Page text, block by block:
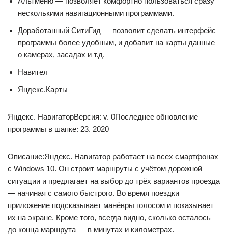
несколькими навигационными программами.
Доработанный СитиГид — позволит сделать интерфейс
программы более удобным, и добавит на карты данные
о камерах, засадах и т.д.
Навител
Яндекс.Карты
Яндекс. НавигаторВерсия: v. 0Последнее обновление
программы в шапке: 23. 2020
Описание:Яндекс. Навигатор работает на всех смартфонах
с Windows 10. Он строит маршруты с учётом дорожной
ситуации и предлагает на выбор до трёх вариантов проезда
— начиная с самого быстрого. Во время поездки
приложение подсказывает манёвры голосом и показывает
их на экране. Кроме того, всегда видно, сколько осталось
до конца маршрута — в минутах и километрах.